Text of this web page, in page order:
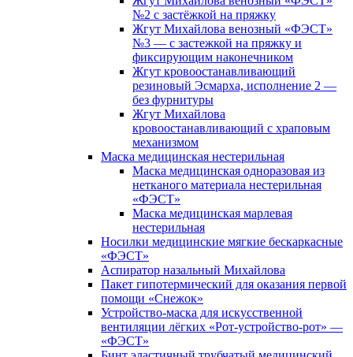
№2 с застёжкой на пряжку
Жгут Михайлова венозный «ФЭСТ»
№3 — с застежкой на пряжку и
фиксирующим наконечником
Жгут кровоостанавливающий
резиновый Эсмарха, исполнение 2 —
без фурнитуры
Жгут Михайлова
кровоостанавливающий с храповым
механизмом
Маска медицинская нестерильная
Маска медицинская одноразовая из
нетканого материала нестерильная
«ФЭСТ»
Маска медицинская марлевая
нестерильная
Носилки медицинские мягкие бескаркасные
«ФЭСТ»
Аспиратор назальный Михайлова
Пакет гипотермический для оказания первой
помощи «Снежок»
Устройство-маска для искусственной
вентиляции лёгких «Рот-устройство-рот» —
«ФЭСТ»